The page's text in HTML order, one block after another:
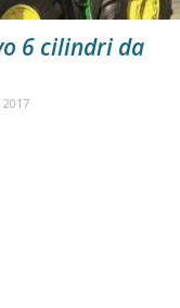
6 cilindri da